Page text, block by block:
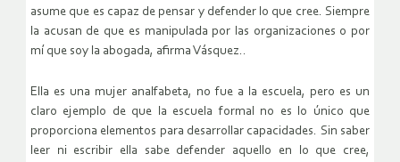
asume que es capaz de pensar y defender lo que cree. Siempre
la acusan de que es manipulada por las organizaciones o por
mí que soy la abogada, afirma Vásquez..
Ella es una mujer analfabeta, no fue a la escuela, pero es un
claro ejemplo de que la escuela formal no es lo único que
proporciona elementos para desarrollar capacidades. Sin saber
leer ni escribir ella sabe defender aquello en lo que cree,